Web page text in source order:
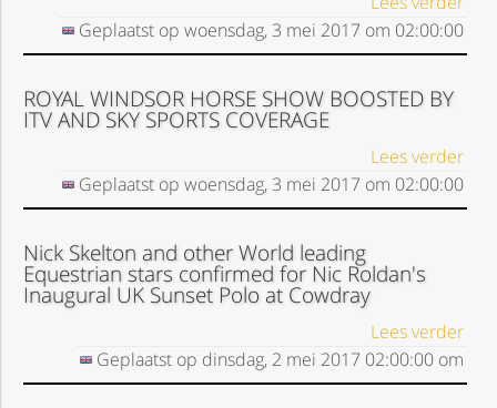
Geplaatst op woensdag, 3 mei 2017 om 02:00:00
ROYAL WINDSOR HORSE SHOW BOOSTED BY
ITV AND SKY SPORTS COVERAGE
Lees verder
Geplaatst op woensdag, 3 mei 2017 om 02:00:00
Nick Skelton and other World leading
Equestrian stars confirmed for Nic Roldan's
Inaugural UK Sunset Polo at Cowdray
Lees verder
Geplaatst op dinsdag, 2 mei 2017 02:00:00om